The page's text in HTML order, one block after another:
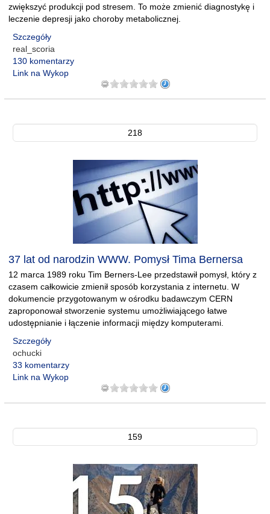
zwiększyć produkcji pod stresem. To może zmienić diagnostykę i
leczenie depresji jako choroby metabolicznej.
Szczegóły
real_scoria
130 komentarzy
Link na Wykop
218
37 lat od narodzin WWW. Pomysł Tima Bernersa
12 marca 1989 roku Tim Berners-Lee przedstawił pomysł, który z
czasem całkowicie zmienił sposób korzystania z internetu. W
dokumencie przygotowanym w ośrodku badawczym CERN
zaproponował stworzenie systemu umożliwiającego łatwe
udostępnianie i łączenie informacji między komputerami.
Szczegóły
ochucki
33 komentarzy
Link na Wykop
159